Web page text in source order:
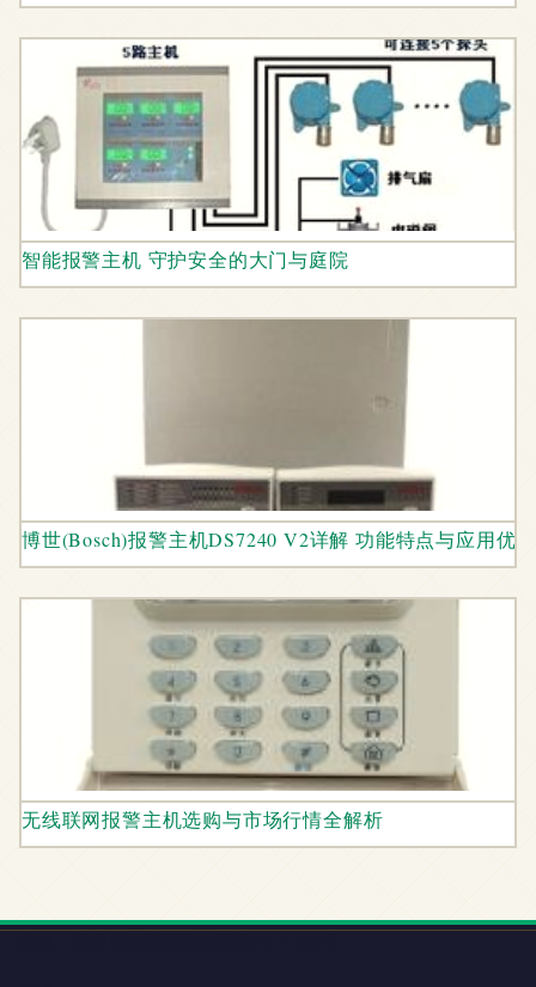
智能报警主机 守护安全的大门与庭院
博世(Bosch)报警主机DS7240 V2详解 功能特点与应用优势
无线联网报警主机选购与市场行情全解析